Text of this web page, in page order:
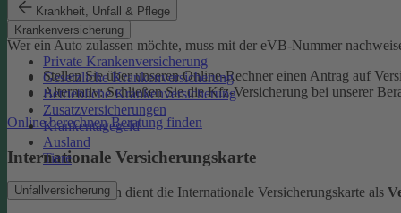
Krankheit, Unfall & Pflege
Krankenversicherung
Private Krankenversicherung
Gesetzliche Krankenversicherung
Betriebliche Krankenversicherung
Zusatzversicherungen
Krankentagegeld
Ausland
Tiere
Unfallversicherung
eVB-Nummer
Wer ein Auto zulassen möchte, muss mit der eVB-Nummer
Stellen Sie über unseren Online-Rechner einen Antrag auf
Alternativ: Schließen Sie die Kfz-​Versicherung bei unserer
Online berechnen Beratung finden
Internationale Versicherungskarte
Bei Auslandsfahrten dient die Internationale Versicherungskarte als